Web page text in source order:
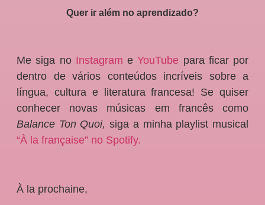
Quer ir além no aprendizado?
Me siga no Instagram eYouTube para ficar por
dentro de vários conteúdos incríveis sobre a
língua, cultura e literatura francesa! Se quiser
conhecer novas músicas em francês como
Balance Ton Quoi,siga a minha playlist musical
“À la française” no Spotify.
À la prochaine,